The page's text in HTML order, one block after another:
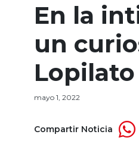
En la
un
Lopilato
mayo 1, 2022
Compartir Noticia